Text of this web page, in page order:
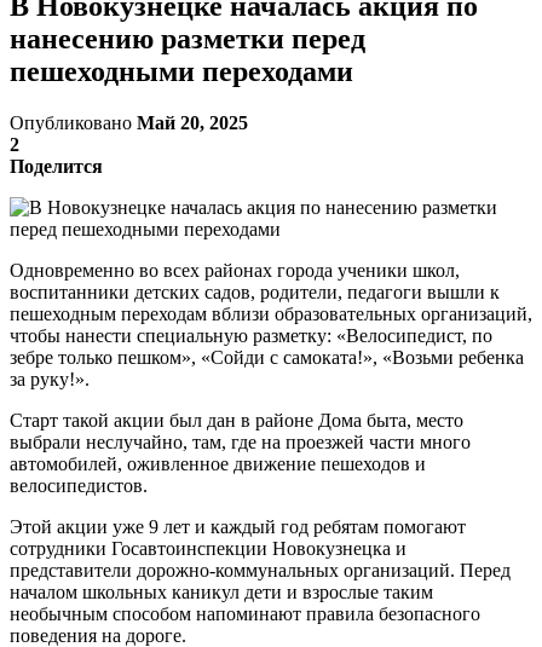
нанесению разметки перед
пешеходными переходами
Опубликовано Май 20, 2025
2
Поделится
Одновременно во всех районах города ученики школ,
воспитанники детских садов, родители, педагоги вышли к
пешеходным переходам вблизи образовательных организаций,
чтобы нанести специальную разметку: «Велосипедист, по
зебре только пешком», «Сойди с самоката!», «Возьми ребенка
за руку!».
Старт такой акции был дан в районе Дома быта, место
выбрали неслучайно, там, где на проезжей части много
автомобилей, оживленное движение пешеходов и
велосипедистов.
Этой акции уже 9 лет и каждый год ребятам помогают
сотрудники Госавтоинспекции Новокузнецка и
представители дорожно-коммунальных организаций. Перед
началом школьных каникул дети и взрослые таким
необычным способом напоминают правила безопасного
поведения на дороге.